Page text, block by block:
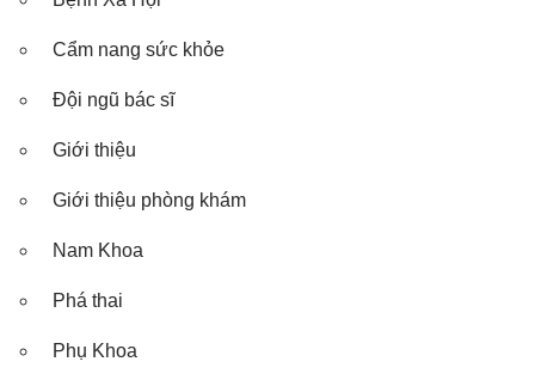
Cẩm nang sức khỏe
Đội ngũ bác sĩ
Giới thiệu
Giới thiệu phòng khám
Nam Khoa
Phá thai
Phụ Khoa